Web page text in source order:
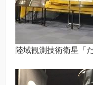
陸域観測技術衛星「